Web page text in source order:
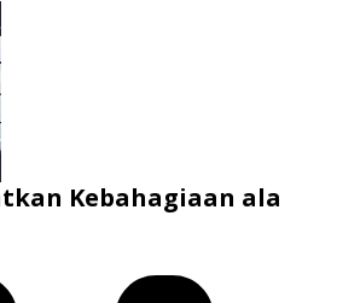
Kebahagiaan ala